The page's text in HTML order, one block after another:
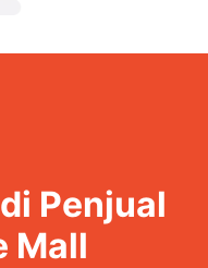
Penjual
Mall